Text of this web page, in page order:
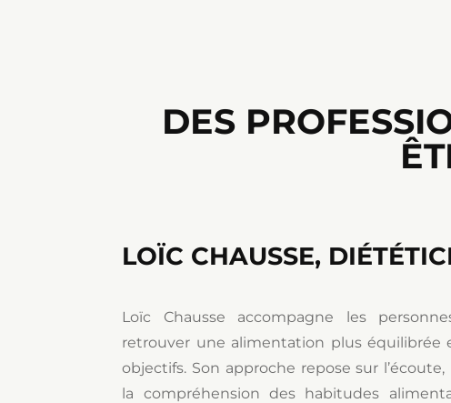
DES
LOÏC CHAUSSE,
Loïc Chausse accompagne les
retrouver une alimentation plus équilibrée
objectifs. Son approche repose sur
la compréhension des habitudes